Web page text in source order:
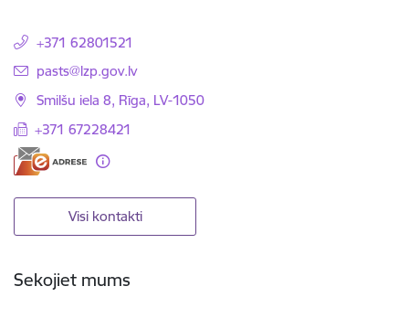
+371 62801521
E-pasts:
pasts@lzp.gov.lv
Smilšu iela 8, Rīga, LV-1050
+371 67228421
Visi kontakti
Sekojiet mums